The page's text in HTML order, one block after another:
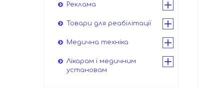
Реклама
Товари для реабілітації
Медична техніка
Лікарам і медичним
установам